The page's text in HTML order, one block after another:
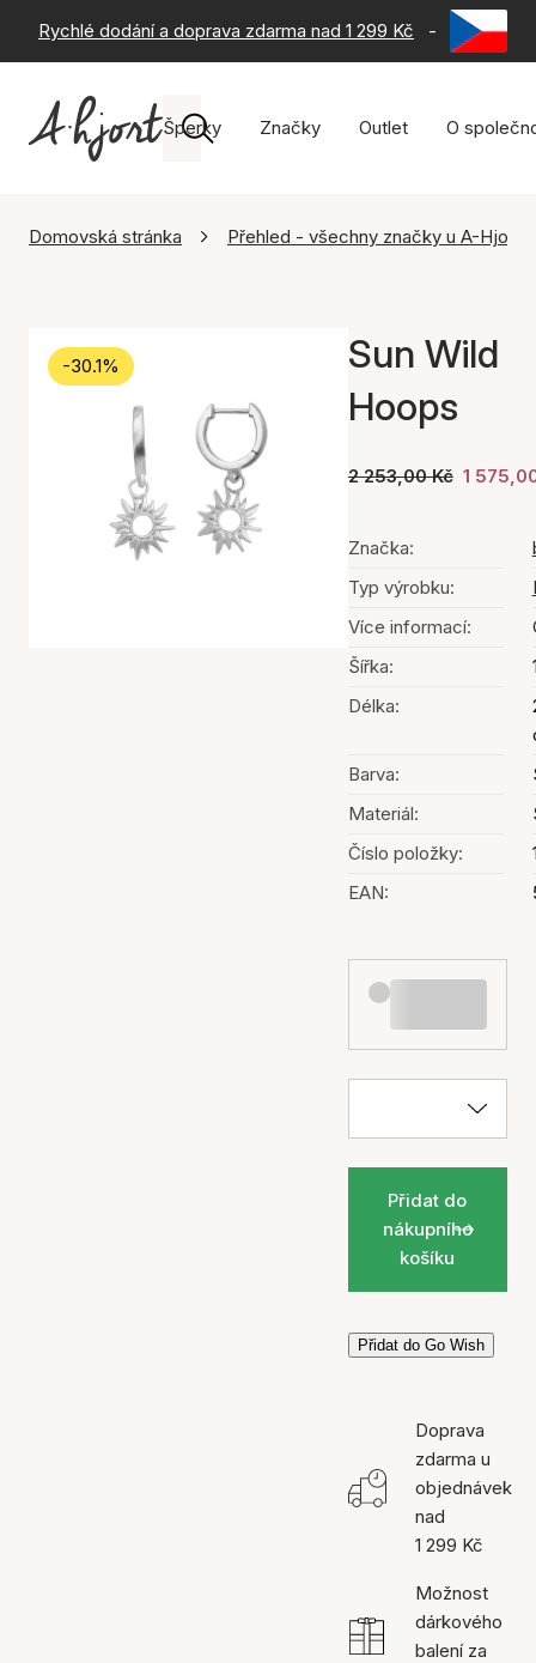
Rychlé dodání a doprava zdarma nad 1 299 Kč - 60 dní
Šperky Značky Outlet O
Domovská stránka Přehled - všechny značky u A-Hjort
-30.1%
Sun Wild
Hoops
2 253,00 Kč 1
Značka:
Typ výrobku:
Více informací:
Šířka:
Délka:
Barva:
Materiál:
Číslo položky:
EAN:
Přidat do
nákupního
košíku
Přidat do Go Wish
Doprava
zdarma u
objednávek
nad
1 299 Kč
Možnost
dárkového
balení za